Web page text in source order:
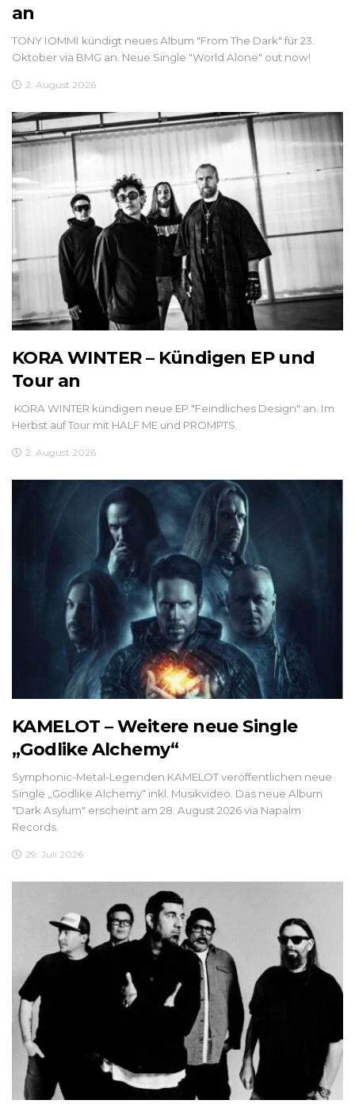
an
TONY IOMMI kündigt neues Album "From The Dark" für 23.
Oktober via BMG an. Neue Single "World Alone" out now!
2. August 2026
KORA WINTER – Kündigen EP und
Tour an
KORA WINTER kündigen neue EP "Feindliches Design" an. Im
Herbst auf Tour mit HALF ME und PROMPTS.
2. August 2026
KAMELOT – Weitere neue Single
„Godlike Alchemy“
Symphonic-Metal-Legenden KAMELOT veröffentlichen neue
Single „Godlike Alchemy“ inkl. Musikvideo. Das neue Album
"Dark Asylum" erscheint am 28. August 2026 via Napalm
Records.
29. Juli 2026